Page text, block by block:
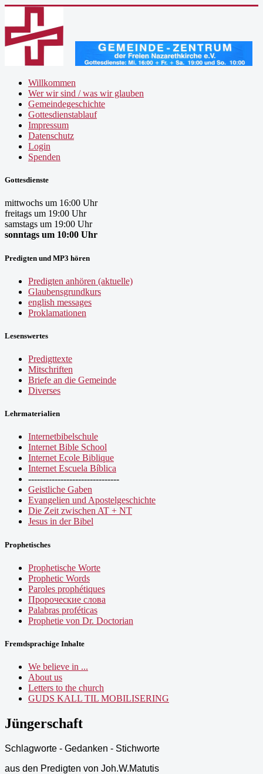
Willkommen
Wer wir sind / was wir glauben
Gemeindegeschichte
Gottesdienstablauf
Impressum
Datenschutz
Login
Spenden
Gottesdienste
mittwochs um 16:00 Uhr
freitags um 19:00 Uhr
samstags um 19:00 Uhr
sonntags um 10:00 Uhr
Predigten und MP3 hören
Predigten anhören (aktuelle)
Glaubensgrundkurs
english messages
Proklamationen
Lesenswertes
Predigttexte
Mitschriften
Briefe an die Gemeinde
Diverses
Lehrmaterialien
Internetbibelschule
Internet Bible School
Internet Ecole Biblique
Internet Escuela Bíblica
-------------------------------
Geistliche Gaben
Evangelien und Apostelgeschichte
Die Zeit zwischen AT + NT
Jesus in der Bibel
Prophetisches
Prophetische Worte
Prophetic Words
Paroles prophétiques
Пророческие слова
Palabras proféticas
Prophetie von Dr. Doctorian
Fremdsprachige Inhalte
We believe in ...
About us
Letters to the church
GUDS KALL TIL MOBILISERING
Jüngerschaft
Schlagworte - Gedanken - Stichworte
aus den Predigten von Joh.W.Matutis